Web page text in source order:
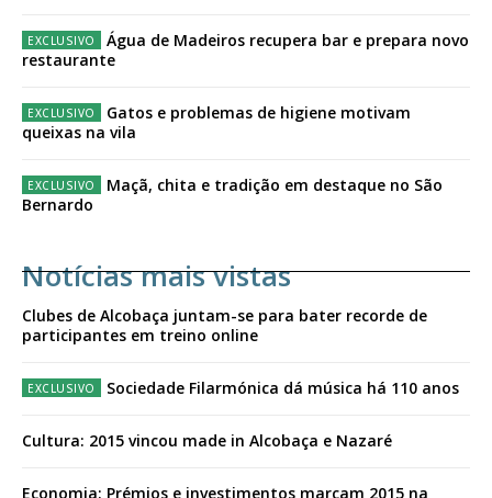
Água de Madeiros recupera bar e prepara novo
restaurante
Gatos e problemas de higiene motivam
queixas na vila
Maçã, chita e tradição em destaque no São
Bernardo
Notícias mais vistas
Clubes de Alcobaça juntam-se para bater recorde de
participantes em treino online
Sociedade Filarmónica dá música há 110 anos
Cultura: 2015 vincou made in Alcobaça e Nazaré
Economia: Prémios e investimentos marcam 2015 na